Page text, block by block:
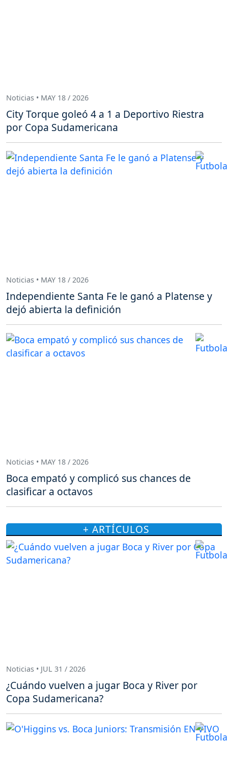
Noticias • MAY 18 / 2026
City Torque goleó 4 a 1 a Deportivo Riestra
por Copa Sudamericana
Noticias • MAY 18 / 2026
Independiente Santa Fe le ganó a Platense y
dejó abierta la definición
Noticias • MAY 18 / 2026
Boca empató y complicó sus chances de
clasificar a octavos
+ ARTÍCULOS
Noticias • JUL 31 / 2026
¿Cuándo vuelven a jugar Boca y River por
Copa Sudamericana?